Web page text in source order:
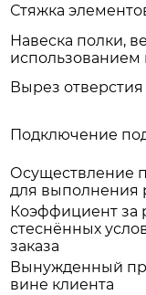
Стяжка
Навеска полки,
использованием
Вырез отверстия
Подключение
Осуществление
для выполнения
Коэффициент за
стеснённых
заказа
Вынужденный
вине клиента